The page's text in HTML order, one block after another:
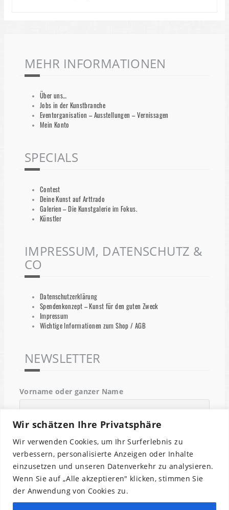
Wir schätzen Ihre Privatsphäre
Wir verwenden Cookies, um Ihr Surferlebnis zu
verbessern, personalisierte Anzeigen oder Inhalte
einzusetzen und unseren Datenverkehr zu analysieren.
Wenn Sie auf „Alle akzeptieren" klicken, stimmen Sie
der Anwendung von Cookies zu.
MEHR INFORMATIONEN
Über uns…
Jobs in der Kunstbranche
Eventorganisation – Ausstellungen – Vernissagen
Mein Konto
SPECIALS
Contest
Deine Kunst auf Arttrado
Galerien – Die Kunstgalerie im Fokus.
Künstler
IMPRESSUM, DATENSCHUTZ &
CO
Datenschutzerklärung
Spendenkonzept – Kunst für den guten Zweck
Impressum
Wichtige Informationen zum Shop / AGB
NEWSLETTER
Vorname oder ganzer Name
Email
Indem Du fortfährst, akzeptierst Du unsere
Datenschutzerklärung.